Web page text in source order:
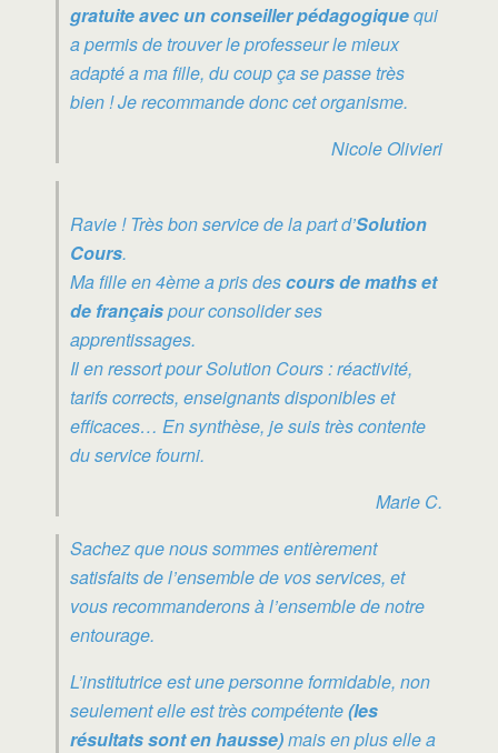
gratuite avec un conseiller pédagogiquequi
a permis de trouver le professeur le mieux
adapté a ma fille, du coup ça se passe très
bien ! Je recommande donc cet organisme.
Nicole Olivieri
Ravie ! Très bon service de la part d’Solution
Cours.
Ma fille en 4ème a pris descours de maths et
de françaispour consolider ses
apprentissages.
Il en ressort pour Solution Cours : réactivité,
tarifs corrects, enseignants disponibles et
efficaces… En synthèse, je suis très contente
du service fourni.
Marie C.
Sachez que nous sommes entièrement
satisfaits de l’ensemble de vos services, et
vous recommanderons à l’ensemble de notre
entourage.
L’institutrice est une personne formidable, non
seulement elle est très compétente(les
résultats sont en hausse)mais en plus elle a